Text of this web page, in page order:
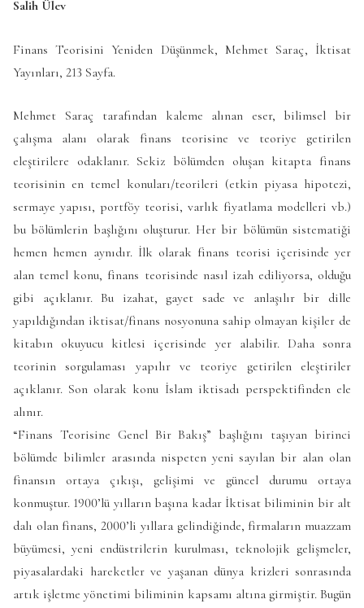
Salih Ülev
Finans Teorisini Yeniden Düşünmek, Mehmet Saraç, İktisat
Yayınları, 213 Sayfa.
Mehmet Saraç tarafından kaleme alınan eser, bilimsel bir
çalışma alanı olarak finans teorisine ve teoriye getirilen
eleştirilere odaklanır. Sekiz bölümden oluşan kitapta finans
teorisinin en temel konuları/teorileri (etkin piyasa hipotezi,
sermaye yapısı, portföy teorisi, varlık fiyatlama modelleri vb.)
bu bölümlerin başlığını oluşturur. Her bir bölümün sistematiği
hemen hemen aynıdır. İlk olarak finans teorisi içerisinde yer
alan temel konu, finans teorisinde nasıl izah ediliyorsa, olduğu
gibi açıklanır. Bu izahat, gayet sade ve anlaşılır bir dille
yapıldığından iktisat/finans nosyonuna sahip olmayan kişiler de
kitabın okuyucu kitlesi içerisinde yer alabilir. Daha sonra
teorinin sorgulaması yapılır ve teoriye getirilen eleştiriler
açıklanır. Son olarak konu İslam iktisadı perspektifinden ele
alınır.
“Finans Teorisine Genel Bir Bakış” başlığını taşıyan birinci
bölümde bilimler arasında nispeten yeni sayılan bir alan olan
finansın ortaya çıkışı, gelişimi ve güncel durumu ortaya
konmuştur. 1900’lü yılların başına kadar İktisat biliminin bir alt
dalı olan finans, 2000’li yıllara gelindiğinde, firmaların muazzam
büyümesi, yeni endüstrilerin kurulması, teknolojik gelişmeler,
piyasalardaki hareketler ve yaşanan dünya krizleri sonrasında
artık işletme yönetimi biliminin kapsamı altına girmiştir. Bugün